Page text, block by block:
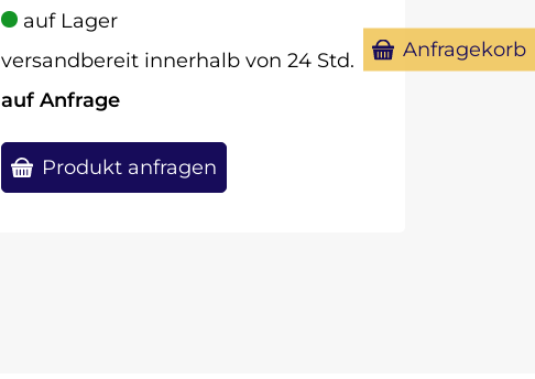
auf Lager
versandbereit innerhalb von 24 Std.
auf Anfrage
Produkt anfragen
Anfragekorb